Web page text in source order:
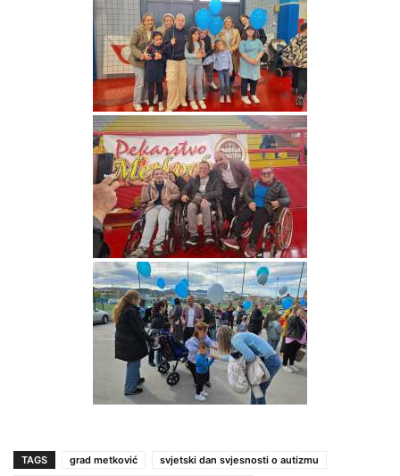
TAGS grad metković
svjetski dan svjesnosti o autizmu